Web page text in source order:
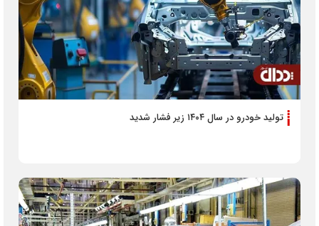
تولید خودرو در سال ۱۴۰۴ زیر فشار شدید